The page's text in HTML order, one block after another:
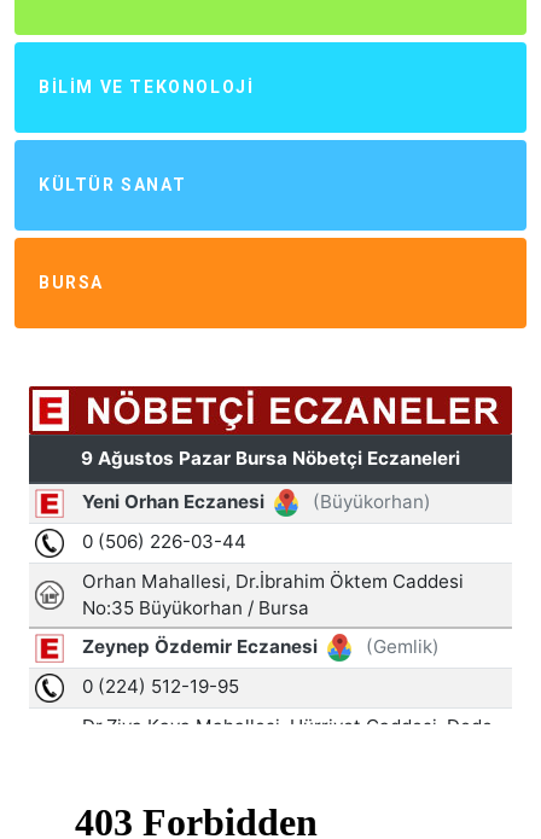
BILIM VE TEKONOLOJI
KÜLTÜR SANAT
BURSA